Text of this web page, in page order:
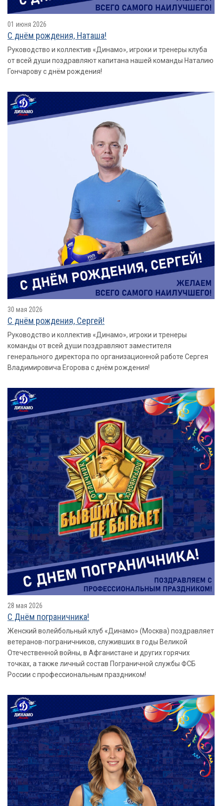
01 июня 2026
С днём рождения, Наташа!
Руководство и коллектив «Динамо», игроки и тренеры клуба
от всей души поздравляют капитана нашей команды Наталию
Гончарову с днём рождения!
30 мая 2026
С днëм рождения, Сергей!
Руководство и коллектив «Динамо», игроки и тренеры
команды от всей души поздравляют заместителя
генерального директора по организационной работе Сергея
Владимировича Егорова с днём рождения!
28 мая 2026
​​​​​​​С Днём пограничника!
Женский волейбольный клуб «Динамо» (Москва) поздравляет
ветеранов-пограничников, служивших в годы Великой
Отечественной войны, в Афганистане и других горячих
точках, а также личный состав Пограничной службы ФСБ
России с профессиональным праздником!